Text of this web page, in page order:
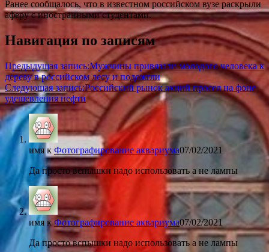
Ранее сообщалось, что в известном российском вузе раскрыли
аферу с иностранными студентами.
Навигация по записям
Предыдущая запись:Мужчины привязали молодого человека к
дереву в российском лесу и подожгли
Следующая запись:Российский рынок акций просел на фоне
удешевления нефти
имя к Фотографирование аквариума07/02/2021
Да просто вспышки надо использовать а не лампы
имя к Фотографирование аквариума07/02/2021
Да просто вспышки надо использовать а не лампы